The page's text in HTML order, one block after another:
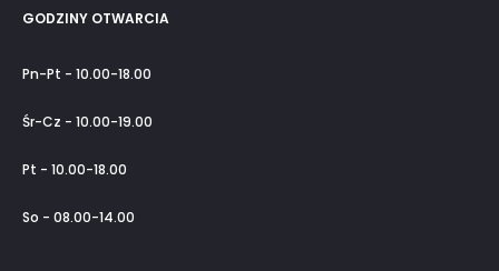
GODZINY OTWARCIA
Pn-Pt - 10.00-18.00
Śr-Cz - 10.00-19.00
Pt - 10.00-18.00
So - 08.00-14.00